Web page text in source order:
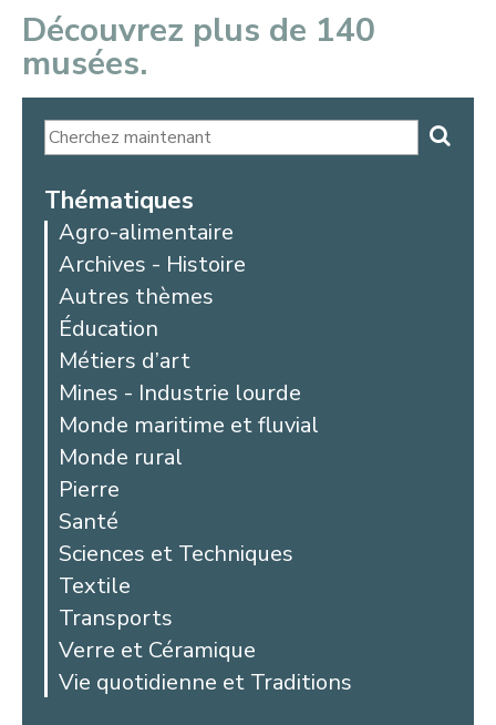
Découvrez plus de 140
musées.
Thématiques
Agro-alimentaire
Archives - Histoire
Autres thèmes
Éducation
Métiers d’art
Mines - Industrie lourde
Monde maritime et fluvial
Monde rural
Pierre
Santé
Sciences et Techniques
Textile
Transports
Verre et Céramique
Vie quotidienne et Traditions